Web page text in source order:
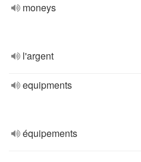
moneys
l'argent
equipments
équipements